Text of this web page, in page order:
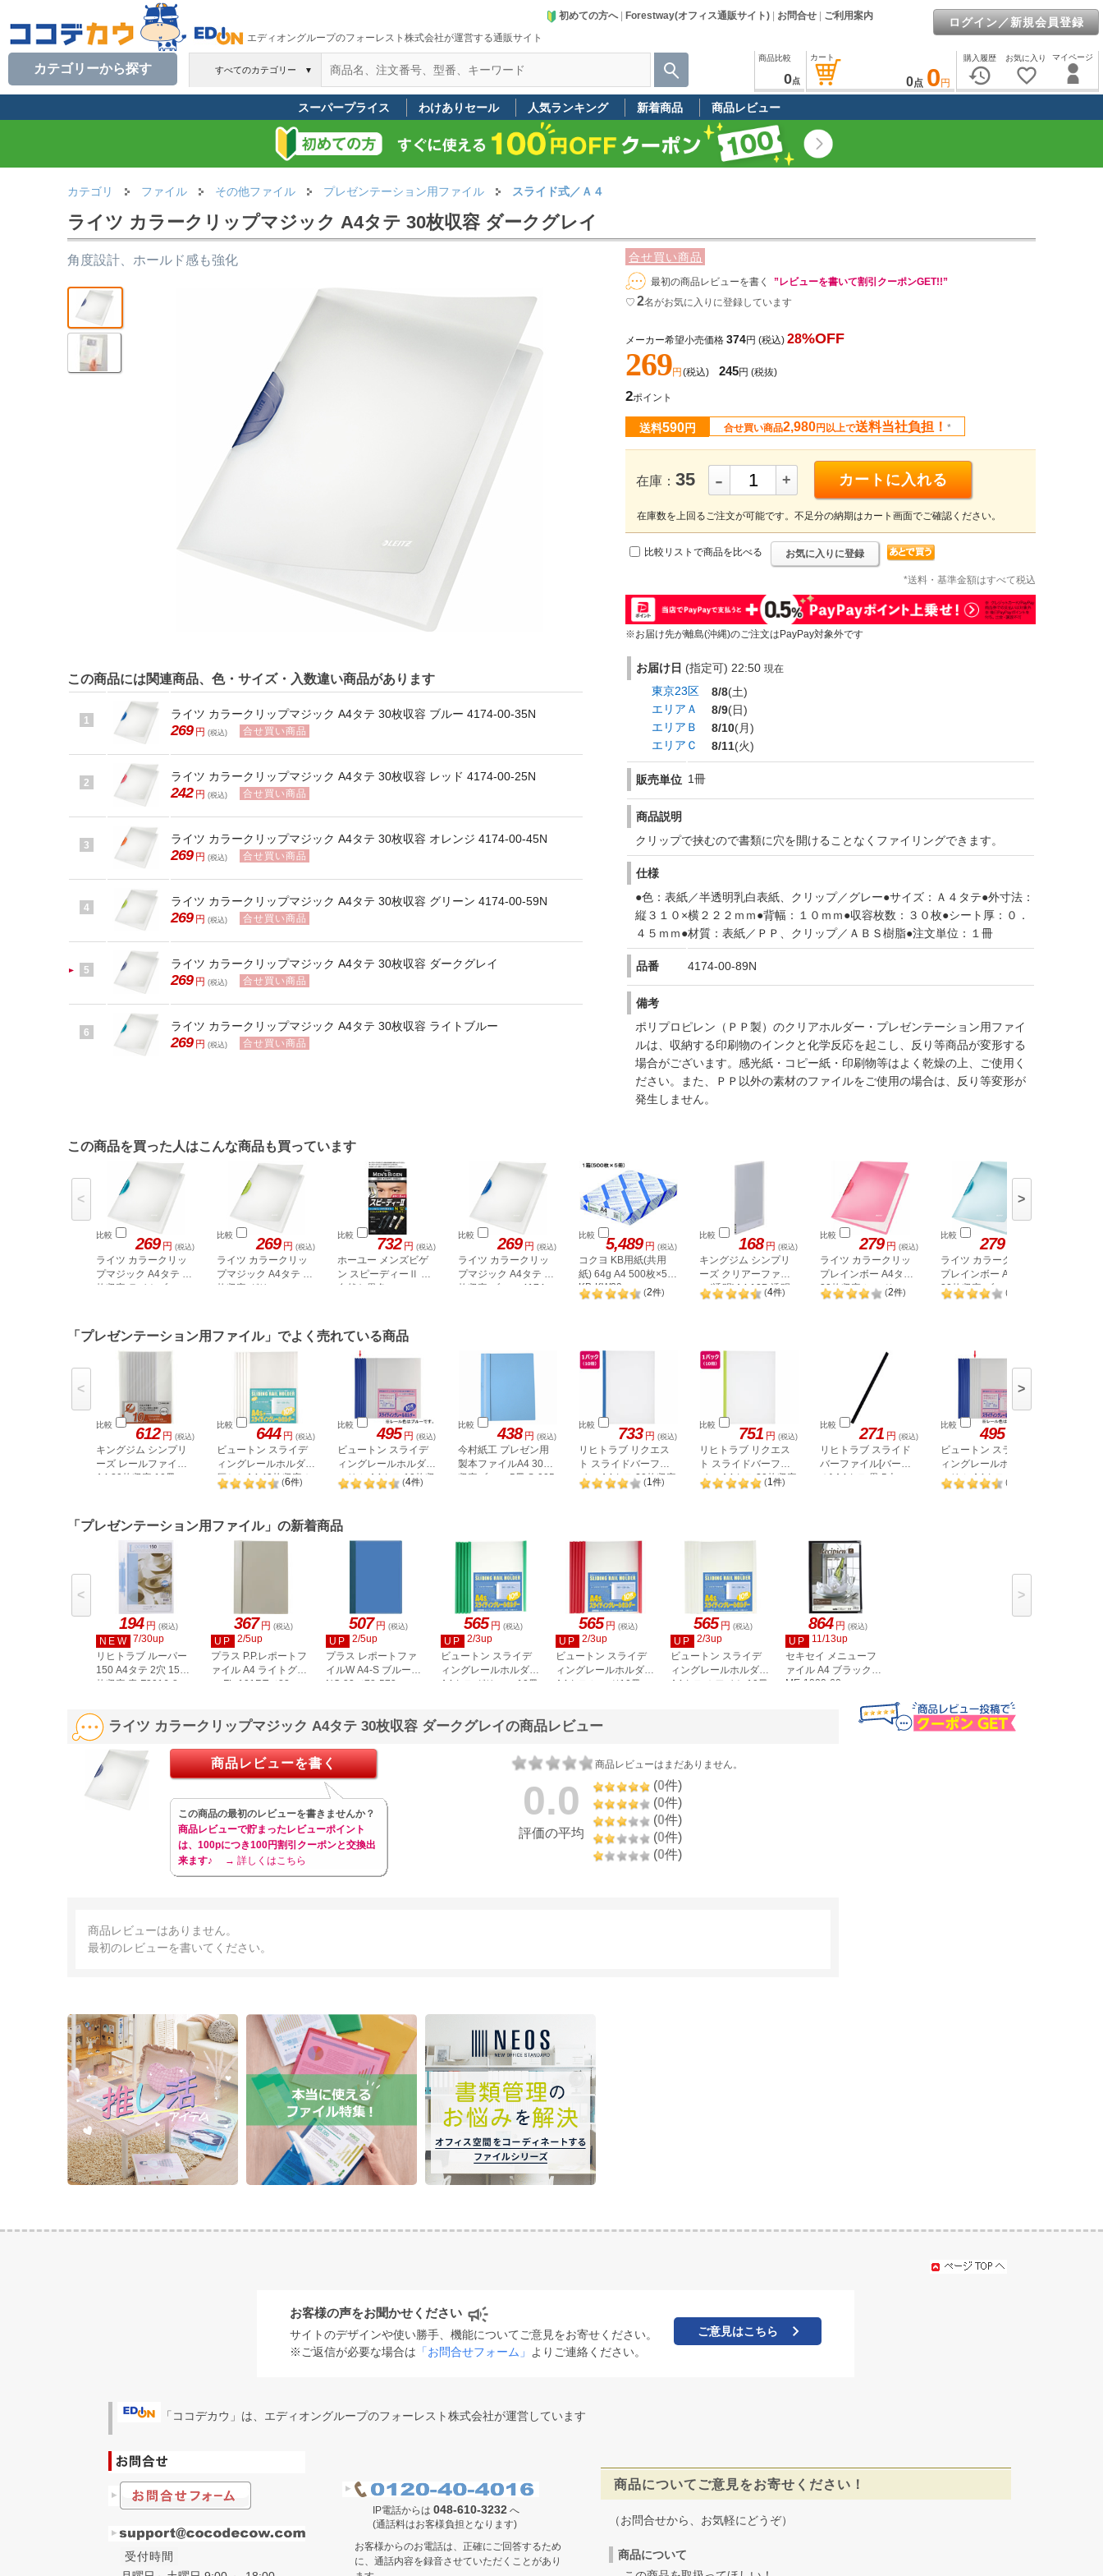
エディオングループのフォーレスト株式会社が運営する通販サイト
初めての方へ| Forestway(オフィス通販サイト) お問合せ ご利用案内 ログイン／新規会員登録
すべてのカテゴリー ▼
カテゴリーから探す
マイページ
お気に入り
favorite_border
購入履歴
history
カート
0点 0 円
商品比較
0点
スーパープライス わけありセール 人気ランキング 新着商品 商品レビュー
カテゴリ ファイル その他ファイル プレゼンテーション用ファイル スライド式／Ａ４
ライツ カラークリップマジック A4タテ 30枚収容 ダークグレイ
合せ買い商品
最初の商品レビューを書く
”レビューを書いて割引クーポンGET!!”
♡ 2名がお気に入りに登録しています
メーカー希望小売価格 374円 (税込) 28%OFF
269円 (税込) 245円 (税抜)
2ポイント
送料590円 合せ買い商品2,980円以上で送料当社負担！ *
在庫： 35 - + カートに入れる
在庫数を上回るご注文が可能です。不足分の納期はカート画面でご確認ください。
比較リストで商品を比べる お気に入りに登録
*送料・基準金額はすべて税込
※お届け先が離島(沖縄)のご注文はPayPay対象外です
お届け日 (指定可) 22:50 現在
東京23区 8/8(土)
エリアＡ
8/9(日)
エリアＢ
8/10(月)
エリアＣ
8/11(火)
販売単位 1冊
商品説明
クリップで挟むので書類に穴を開けることなくファイリングできます。
仕様
●色：表紙／半透明乳白表紙、クリップ／グレー●サイズ：Ａ４タテ●外寸法：
縦３１０×横２２２ｍｍ●背幅：１０ｍｍ●収容枚数：３０枚●シート厚：０．
４５ｍｍ●材質：表紙／ＰＰ、クリップ／ＡＢＳ樹脂●注文単位：１冊
品番 4174-00-89N
備考
ポリプロピレン（ＰＰ製）のクリアホルダー・プレゼンテーション用ファイ
ルは、収納する印刷物のインクと化学反応を起こし、反り等商品が変形する
場合がございます。感光紙・コピー紙・印刷物等はよく乾燥の上、ご使用く
ださい。また、ＰＰ以外の素材のファイルをご使用の場合は、反り等変形が
発生しません。
角度設計、ホールド感も強化
この商品には関連商品、色・サイズ・入数違い商品があります
1 ライツ カラークリップマジック A4タテ 30枚収容 ブルー 4174-00-35N
269 円 (税込) 合せ買い商品
2 ライツ カラークリップマジック A4タテ 30枚収容 レッド 4174-00-25N
242 円 (税込) 合せ買い商品
3 ライツ カラークリップマジック A4タテ 30枚収容 オレンジ 4174-00-45N
269 円 (税込) 合せ買い商品
4 ライツ カラークリップマジック A4タテ 30枚収容 グリーン 4174-00-59N
269 円 (税込) 合せ買い商品
5 ライツ カラークリップマジック A4タテ 30枚収容 ダークグレイ
269 円 (税込) 合せ買い商品
6 ライツ カラークリップマジック A4タテ 30枚収容 ライトブルー
269 円 (税込) 合せ買い商品
この商品を買った人はこんな商品も買っています
比較 269 円 (税込)
ライツ カラークリッ
プマジック A4タテ 30
枚収容 ライトブルー
比較 269 円 (税込)
ライツ カラークリッ
プマジック A4タテ 30
枚収容 グリーン
比較 732 円 (税込)
ホーユー メンズビゲ
ン スピーディーⅡ N
自然な黒色
比較 269 円 (税込)
ライツ カラークリッ
プマジック A4タテ 30
枚収容 ブルー 4174-
比較 5,489 円 (税込)
コクヨ KB用紙(共用
紙) 64g A4 500枚×5冊
KB-KW39
(2件)
比較 168 円 (税込)
キングジム シンプリ
ーズ クリアーファイ
ル(透明)A4 10P 透明
(4件)
比較 279 円 (税込)
ライツ カラークリッ
プレインボー A4タテ
30枚収容 レッド
4176-00-25N
(2件)
比較 279
ライツ カラークリッ
プレインボー A4タテ
30枚収容 ブルー
4176-00-30N
(
< >
「プレゼンテーション用ファイル」でよく売れている商品
比較 612 円 (税込)
キングジム シンプリ
ーズ レールファイル
A4 20枚収容 10冊
比較 644 円 (税込)
ビュートン スライデ
ィングレールホルダー
厚とじA4 40枚収容ホ
ワイト10冊
(6件)
比較 495 円 (税込)
ビュートン スライデ
ィングレールホルダー
スリム A4タテ 10枚収
容 ブルー10冊
(4件)
比較 438 円 (税込)
今村紙工 プレゼン用
製本ファイルA4 30枚
収容ブルー 5冊 S-005
比較 733 円 (税込)
リヒトラブ リクエス
ト スライドバーファ
イル A4タテ 20枚収容
青 10冊
(1件)
比較 751 円 (税込)
リヒトラブ リクエス
ト スライドバーファ
イル A4タテ 20枚収容
黄緑10冊
(1件)
比較 271 円 (税込)
リヒトラブ スライド
バーファイル[バーの
み] A4タテ 黒 5本
比較 495
ビュートン スライデ
ィングレールホルダー
スリム A4タテ 10枚収
容 ホワイト10冊
(
< >
「プレゼンテーション用ファイル」の新着商品
194 円 (税込)
NEW 7/30up
リヒトラブ ルーパー
150 A4タテ 2穴 150
枚収容 青 F3016-8
367 円 (税込)
UP
2/5up
プラス P.P.レポートフ
ァイル A4 ライトグレ
ー FL-101RT／82-
507 円 (税込)
UP
2/5up
プラス レポートファ
イルW A4-S ブルー
NO.33／78-573
565 円 (税込)
UP
2/3up
ビュートン スライデ
ィングレールホルダー
A4タテ グリーン 10冊
565 円 (税込)
UP
2/3up
ビュートン スライデ
ィングレールホルダー
A4タテ レッド10冊
565 円 (税込)
UP
2/3up
ビュートン スライデ
ィングレールホルダー
A4タテ ホワイト 10冊
864 円 (税込)
UP
11/13up
セキセイ メニューフ
ァイル A4 ブラック
ME-1000-60
< >
ライツ カラークリップマジック A4タテ 30枚収容 ダークグレイの商品レビュー
商品レビューはまだありません。
0.0
評価の平均
(0件)
(0件)
(0件)
(0件)
(0件)
商品レビューを書く
この商品の最初のレビューを書きませんか？
商品レビューで貯まったレビューポイント
は、100pにつき100円割引クーポンと交換出
来ます♪
→ 詳しくはこちら
商品レビューはありません。
最初のレビューを書いてください。
お客様の声をお聞かせください
サイトのデザインや使い勝手、機能についてご意見をお寄せください。
※ご返信が必要な場合は 「お問合せフォーム」 よりご連絡ください。
ご意見はこちら
「ココデカウ」は、エディオングループのフォーレスト株式会社が運営しています
受付時間
IP電話からは 048-610-3232 へ
(通話料はお客様負担となります)
お客様からのお電話は、正確にご回答するため
に、通話内容を録音させていただくことがあり
商品についてご意見をお寄せください！
（お問合せから、お気軽にどうぞ）
商品について